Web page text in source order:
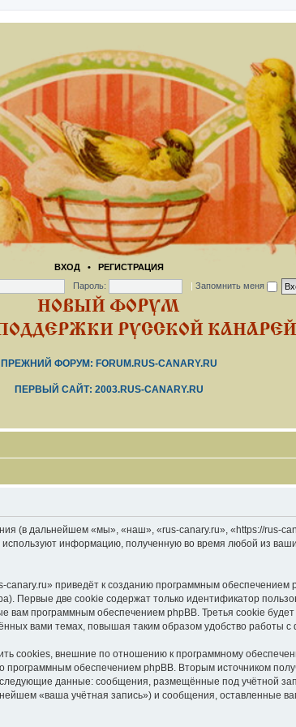
ВХОД• РЕГИСТРАЦИЯ
Пароль: | Запомнить меня
НОВЫЙ ФОРУМ
РУССКОЙ
ПРЕЖНИЙ ФОРУМ: FORUM.RUS-CANARY.RU
ПЕРВЫЙ САЙТ: 2003.RUS-CANARY.RU
(в дальнейшем «мы», «наш», «rus-canary.ru», «https://rus-
информацию, полученную во время любой из
приведёт к созданию программным обеспечением
Первые две cookie содержат только идентификатор
вам программным обеспечением phpBB. Третья cookie
вами темах, повышая таким образом удобство работы с
cookies, внешние по отношению к программному
программным обеспечением phpBB. Вторым источником
данные: сообщения, размещённые под учётной
«ваша учётная запись») и сообщения, оставленные